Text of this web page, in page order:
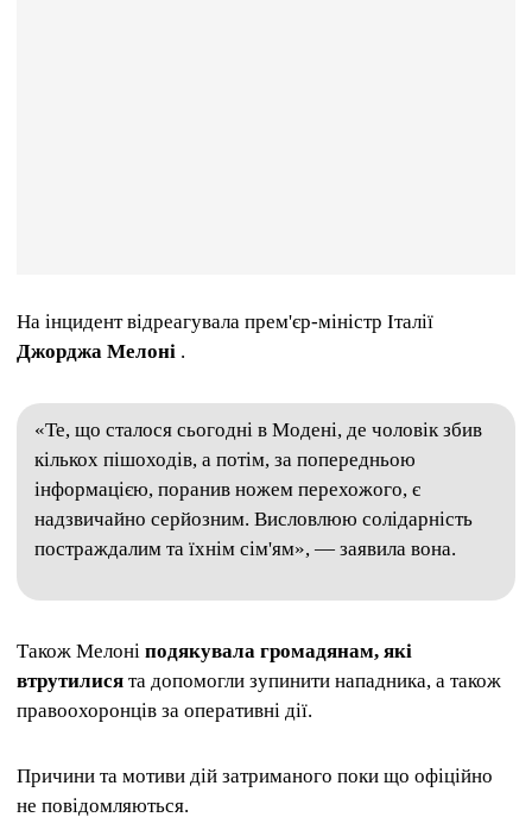
На інцидент відреагувала прем'єр-міністр Італії
Джорджа Мелоні .
«Те, що сталося сьогодні в Модені, де чоловік збив
кількох пішоходів, а потім, за попередньою
інформацією, поранив ножем перехожого, є
надзвичайно серйозним. Висловлюю солідарність
постраждалим та їхнім сім'ям», — заявила вона.
Також Мелоні подякувала громадянам, які
втрутилися та допомогли зупинити нападника, а також
правоохоронців за оперативні дії.
Причини та мотиви дій затриманого поки що офіційно
не повідомляються.